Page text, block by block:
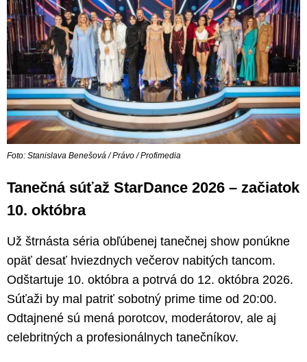
Foto: Stanislava Benešová / Právo / Profimedia
Tanečná súťaž StarDance 2026 – začiatok
10. októbra
Už štrnásta séria obľúbenej tanečnej show ponúkne
opäť desať hviezdnych večerov nabitých tancom.
Odštartuje 10. októbra a potrvá do 12. októbra 2026.
Súťaži by mal patriť sobotný prime time od 20:00.
Odtajnené sú mená porotcov, moderátorov, ale aj
celebritných a profesionálnych tanečníkov.